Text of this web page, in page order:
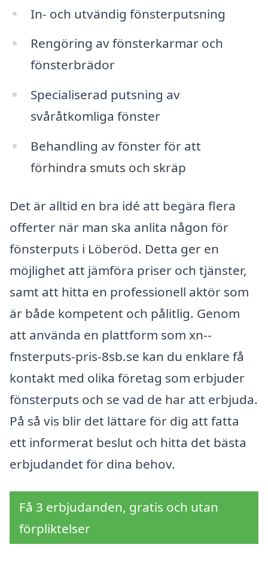
In- och utvändig fönsterputsning
Rengöring av fönsterkarmar och
fönsterbrädor
Specialiserad putsning av
svåråtkomliga fönster
Behandling av fönster för att
förhindra smuts och skräp
Det är alltid en bra idé att begära flera
offerter när man ska anlita någon för
fönsterputs i Löberöd. Detta ger en
möjlighet att jämföra priser och tjänster,
samt att hitta en professionell aktör som
är både kompetent och pålitlig. Genom
att använda en plattform som xn--
fnsterputs-pris-8sb.se kan du enklare få
kontakt med olika företag som erbjuder
fönsterputs och se vad de har att erbjuda.
På så vis blir det lättare för dig att fatta
ett informerat beslut och hitta det bästa
erbjudandet för dina behov.
Få 3 erbjudanden, gratis och utan
förpliktelser